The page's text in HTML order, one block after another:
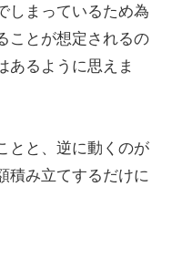
しまっているため為
ことが想定されるの
あるように思えま
とと、逆に動くのが
積み立てするだけに